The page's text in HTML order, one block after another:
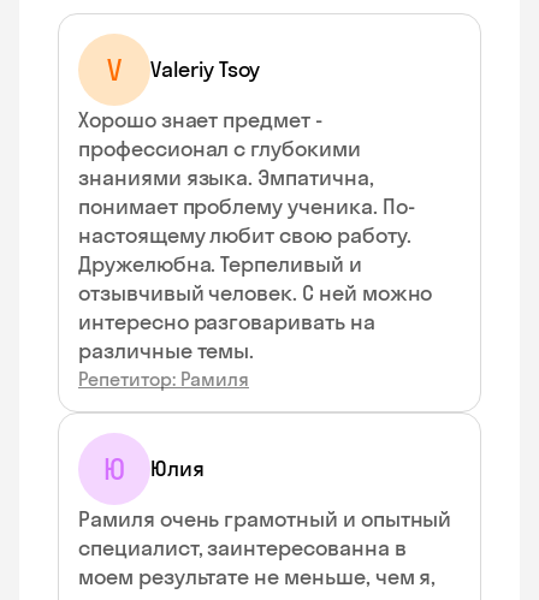
V
Valeriy Tsoy
Хорошо знает предмет -
профессионал с глубокими
знаниями языка. Эмпатична,
понимает проблему ученика. По-
настоящему любит свою работу.
Дружелюбна. Терпеливый и
отзывчивый человек. С ней можно
интересно разговаривать на
различные темы.
Репетитор: Рамиля
Ю
Юлия
Рамиля очень грамотный и опытный
специалист, заинтересованна в
моем результате не меньше, чем я,